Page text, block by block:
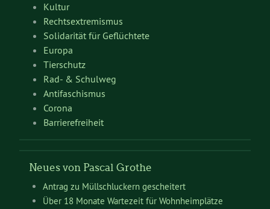
Kultur
Rechtsextremismus
Solidarität für Geflüchtete
Europa
Tierschutz
Rad- & Schulweg
Antifaschismus
Corona
Barrierefreiheit
Neues von Pascal Grothe
Antrag zu Müllschluckern gescheitert
Über 18 Monate Wartezeit für Wohnheimplätze